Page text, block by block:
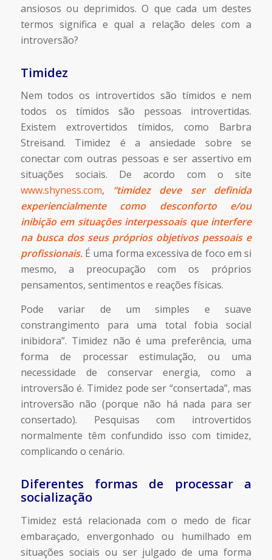
ansiosos ou deprimidos. O que cada um destes
termos significa e qual a relação deles com a
introversão?
Timidez
Nem todos os introvertidos são tímidos e nem
todos os tímidos são pessoas introvertidas.
Existem extrovertidos tímidos, como Barbra
Streisand. Timidez é a ansiedade sobre se
conectar com outras pessoas e ser assertivo em
situações sociais. De acordo com o site
www.shyness.com, “timidez deve ser definida
experiencialmente como desconforto e/ou
inibição em situações interpessoais que interfere
na busca dos seus próprios objetivos pessoais e
profissionais.É uma forma excessiva de foco em si
mesmo, a preocupação com os próprios
pensamentos, sentimentos e reações físicas.
Pode variar de um simples e suave
constrangimento para uma total fobia social
inibidora”. Timidez não é uma preferência, uma
forma de processar estimulação, ou uma
necessidade de conservar energia, como a
introversão é. Timidez pode ser “consertada”, mas
introversão não (porque não há nada para ser
consertado). Pesquisas com introvertidos
normalmente têm confundido isso com timidez,
complicando o cenário.
Diferentes formas de processar a
socialização
Timidez está relacionada com o medo de ficar
embaraçado, envergonhado ou humilhado em
situações sociais ou ser julgado de uma forma